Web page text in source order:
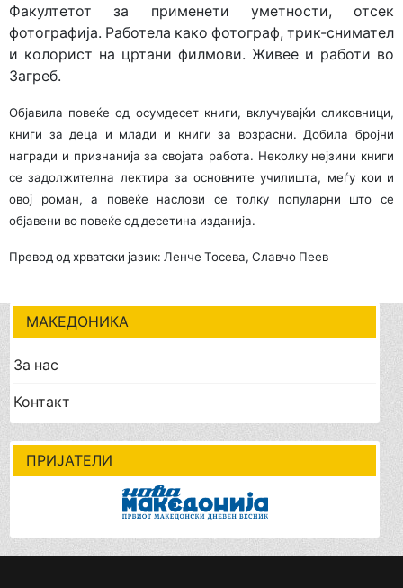
Факултетот за применети уметности, отсек
фотографија. Работела како фотограф, трик-снимател
и колорист на цртани филмови. Живее и работи во
Загреб.
Објавила повеќе од осумдесет книги, вклучувајќи сликовници,
книги за деца и млади и книги за возрасни. Добила бројни
награди и признанија за својата работа. Неколку нејзини книги
се задолжителна лектира за основните училишта, меѓу кои и
овој роман, а повеќе наслови се толку популарни што се
објавени во повеќе од десетина изданија.
Превод од хрватски јазик: Ленче Тосева, Славчо Пеев
МАКЕДОНИКА
За нас
Контакт
ПРИЈАТЕЛИ